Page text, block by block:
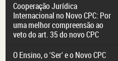
Cooperação Jurídica
Internacional no Novo CPC: Por
uma melhor compreensão ao
veto do art. 35 do novo CPC
O Ensino, o 'Ser' e o Novo CPC